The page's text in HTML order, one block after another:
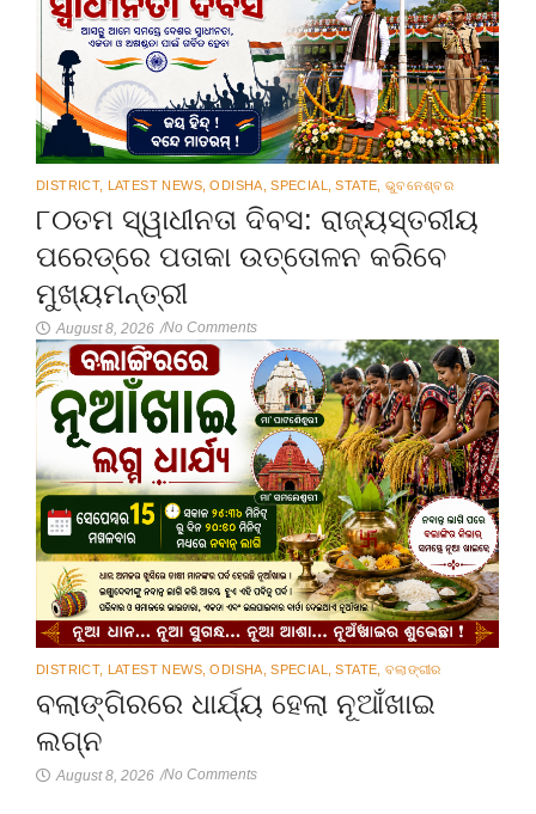
DISTRICT, LATEST NEWS ODISHA SPECIAL STATE ଭୁବନେଶ୍ବର
୮୦ତମ ସ୍ୱାଧୀନତା ଦିବସ: ରାଜ୍ୟସ୍ତରୀୟ
ପରେଡ୍‌ରେ ପତାକା ଉତ୍ତୋଳନ କରିବେ
ମୁଖ୍ୟମନ୍ତ୍ରୀ
August 8, 2026 /No Comments
DISTRICT, LATEST NEWS ODISHA SPECIAL STATE ବଲାଙ୍ଗୀର
ବଲାଙ୍ଗିରରେ ଧାର୍ଯ୍ୟ ହେଲା ନୂଆଁଖାଇ
ଲଗ୍ନ
August 8, 2026 /No Comments